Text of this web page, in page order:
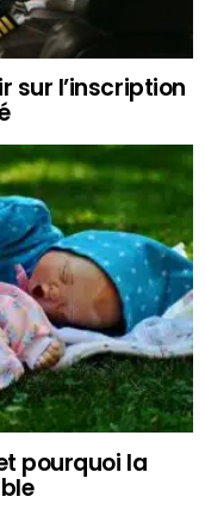
sur l’inscription
pourquoi la